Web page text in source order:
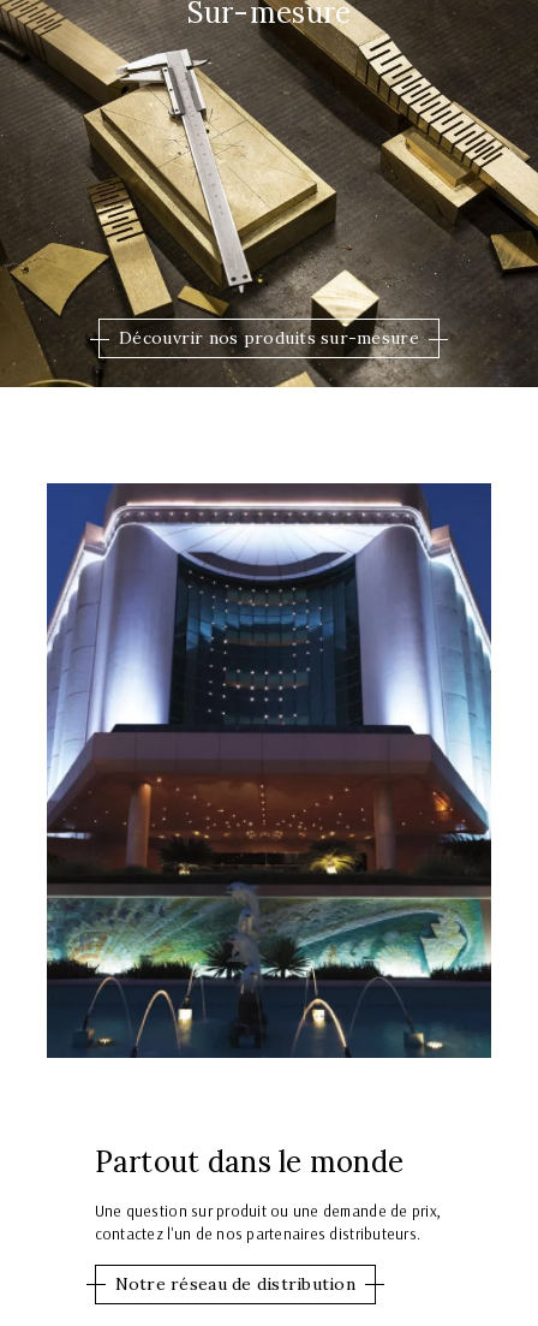
Sur-mesure
Découvrir nos produits sur-mesure
Partout dans le monde
Une question sur produit ou une demande de prix,
contactez l'un de nos partenaires distributeurs.
Notre réseau de distribution